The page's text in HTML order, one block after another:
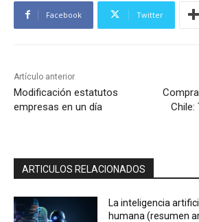
Facebook Twitter
Artículo anterior
Modificación estatutos
empresas en un día
Chile:
ARTICULOS RELACIONADOS
La inteligencia
humana (resumen